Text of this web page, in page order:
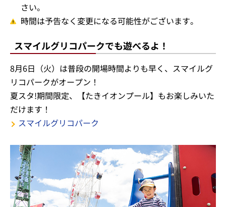
さい。
時間は予告なく変更になる可能性がございます。
スマイルグリコパークでも遊べるよ！
8月6日（火）は普段の開場時間よりも早く、スマイルグ
リコパークがオープン！
夏スタ!期間限定、【たきイオンプール】もお楽しみいた
だけます！
スマイルグリコパーク